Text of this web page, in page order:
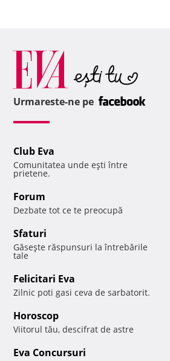
Urmareste-ne pe
Club Eva
Comunitatea unde eşti între
prietene.
Forum
Dezbate tot ce te preocupă
Sfaturi
Găseşte răspunsuri la întrebările
tale
Felicitari Eva
Zilnic poti gasi ceva de sarbatorit.
Horoscop
Viitorul tău, descifrat de astre
Eva Concursuri